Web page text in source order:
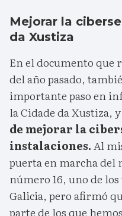
Mejorar la
da Xustiza
En el documento que
del año pasado,
importante paso en
la Cidade da Xustiza,
de mejorar la
instalaciones.Al
puerta en marcha del
número 16, uno de
Galicia, pero afirmó
parte de los que